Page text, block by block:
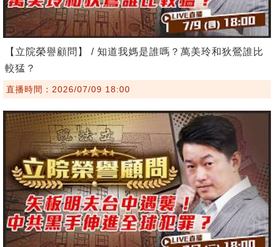
【立院榮譽顧問】 / 知道我媽是誰嗎？萬美玲和狄鶯誰比
較猛？
直播時間：2026/07/09 18:00